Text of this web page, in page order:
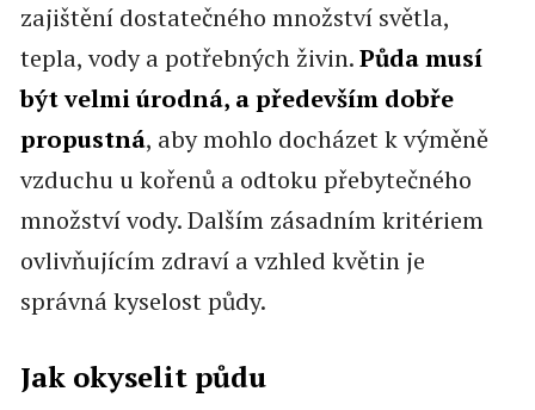
zajištění dostatečného množství světla,
tepla, vody a potřebných živin.Půda musí
být velmi úrodná, a především dobře
propustná, aby mohlo docházet k výměně
vzduchu u kořenů a odtoku přebytečného
množství vody. Dalším zásadním kritériem
ovlivňujícím zdraví a vzhled květin je
správná kyselost půdy.
Jak okyselit půdu